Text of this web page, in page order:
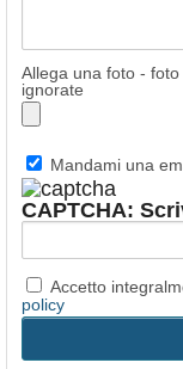
Allega una foto -
ignorate
Mandami una
CAPTCHA:
Accetto
policy